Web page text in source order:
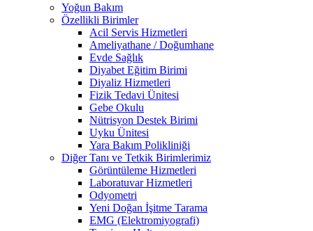
Yoğun Bakım
Özellikli Birimler
Acil Servis Hizmetleri
Ameliyathane / Doğumhane
Evde Sağlık
Diyabet Eğitim Birimi
Diyaliz Hizmetleri
Fizik Tedavi Ünitesi
Gebe Okulu
Nütrisyon Destek Birimi
Uyku Ünitesi
Yara Bakım Polikliniği
Diğer Tanı ve Tetkik Birimlerimiz
Görüntüleme Hizmetleri
Laboratuvar Hizmetleri
Odyometri
Yeni Doğan İşitme Tarama
EMG (Elektromiyografi)